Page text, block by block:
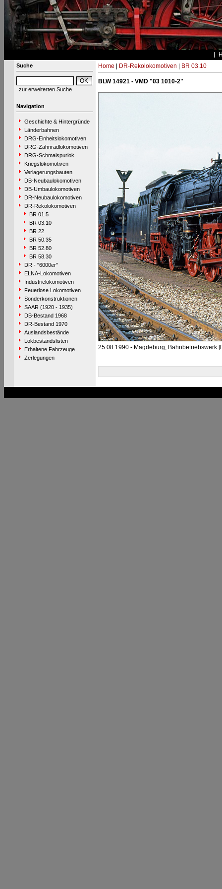
Suche
zur erweiterten Suche
Navigation
Geschichte & Hintergründe
Länderbahnen
DRG-Einheitslokomotiven
DRG-Zahnradlokomotiven
DRG-Schmalspurlok.
Kriegslokomotiven
Verlagerungsbauten
DB-Neubaulokomotiven
DB-Umbaulokomotiven
DR-Neubaulokomotiven
DR-Rekolokomotiven
BR 01.5
BR 03.10
BR 22
BR 50.35
BR 52.80
BR 58.30
DR - "6000er"
ELNA-Lokomotiven
Industrielokomotiven
Feuerlose Lokomotiven
Sonderkonstruktionen
SAAR (1920 - 1935)
DB-Bestand 1968
DR-Bestand 1970
Auslandsbestände
Lokbestandslisten
Erhaltene Fahrzeuge
Zerlegungen
Home DR-Rekolokomotiven BR 03.10
BLW 14921 - VMD "03 1010-2"
25.08.1990 - Magdeburg, Bahnbetriebswerk